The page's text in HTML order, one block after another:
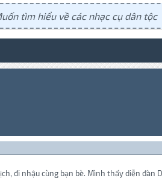
tìm hiểu về các nhạc cụ dân tộc
đi nhậu cùng bạn bè. Mình thấy diễn